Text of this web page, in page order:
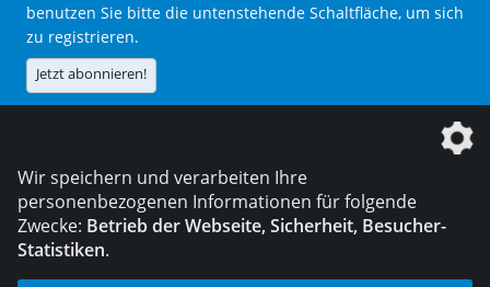
benutzen Sie bitte die untenstehende Schaltfläche, um sich
zu registrieren.
Jetzt abonnieren!
Wir speichern und verarbeiten Ihre
personenbezogenen Informationen für folgende
Zwecke: Betrieb der Webseite, Sicherheit, Besucher-
Statistiken.